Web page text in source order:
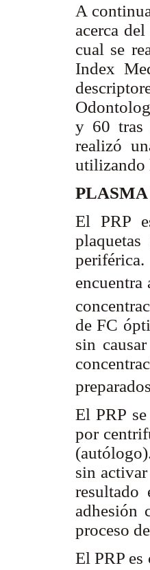
A
acerca
cual se
Index
y 60 tras
realizó
utilizando
El PRP
de FC
sin
El PRP
por
sin
resultado
adhesión
proceso
El PRP es